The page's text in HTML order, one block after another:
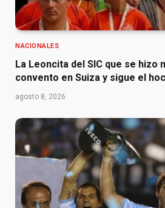
NACIONALES
La Leoncita del SIC que se hizo
convento en Suiza y sigue el
agosto 8, 2026